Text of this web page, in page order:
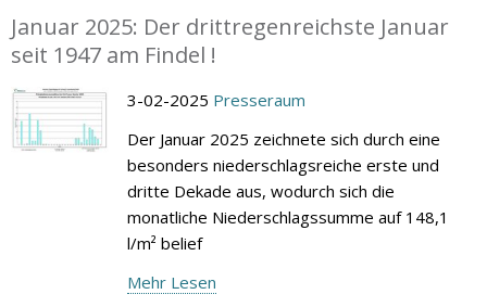
Januar 2025: Der drittregenreichste Januar
seit 1947 am Findel !
3-02-2025 Presseraum
Der Januar 2025 zeichnete sich durch eine
besonders niederschlagsreiche erste und
dritte Dekade aus, wodurch sich die
monatliche Niederschlagssumme auf 148,1
l/m² belief
Mehr Lesen